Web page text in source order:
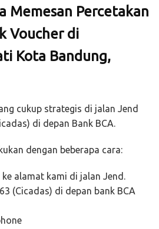
Memesan Percetakan
Voucher di
Kota Bandung,
cukup strategis di jalan Jend
di depan Bank BCA.
dengan beberapa cara:
alamat kami di jalan Jend.
(Cicadas) di depan bank BCA